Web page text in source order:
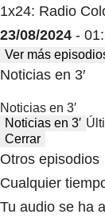
1x24: Radio
23/08/2024 -
Ver más
Noticias en 3′
Noticias en 3′
Noticias en 3′
Cerrar
Otros episodios
Cualquier
Tu audio se ha